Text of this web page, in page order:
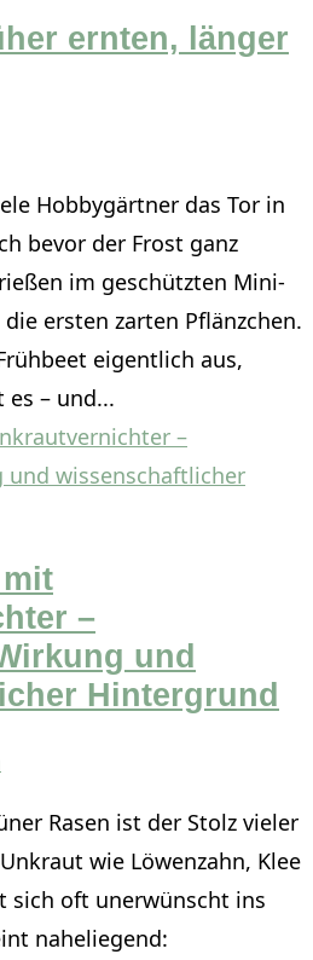
ernten, länger
Hobbygärtner das Tor in
bevor der Frost ganz
im geschützten Mini-
ersten zarten Pflänzchen.
eigentlich aus,
– und...
–
und
Hintergrund
Rasen ist der Stolz vieler
wie Löwenzahn, Klee
sich oft unerwünscht ins
naheliegend: